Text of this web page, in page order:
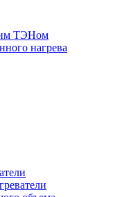
ТЭНом
нагрева